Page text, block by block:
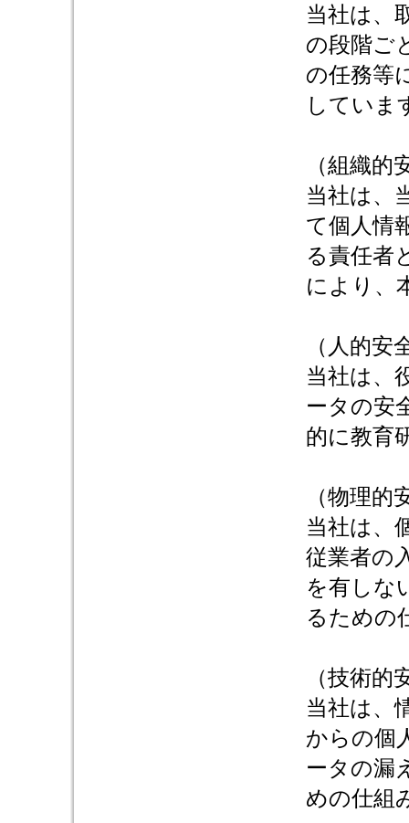
当社は、
の段階ご
の任務等
していま
（組織的
当社は、
て個人情
る責任者
により、
（人的安
当社は、
ータの安
的に教育
（物理的
当社は、
従業者の
を有しな
るための
（技術的
当社は、
からの個
ータの漏
めの仕組